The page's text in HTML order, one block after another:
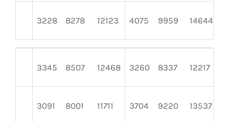
3228 8278 12123 4075 9959 14644
3345 8507 12468 3260 8337 12217
3091 8001 11711 3704 9220 13537